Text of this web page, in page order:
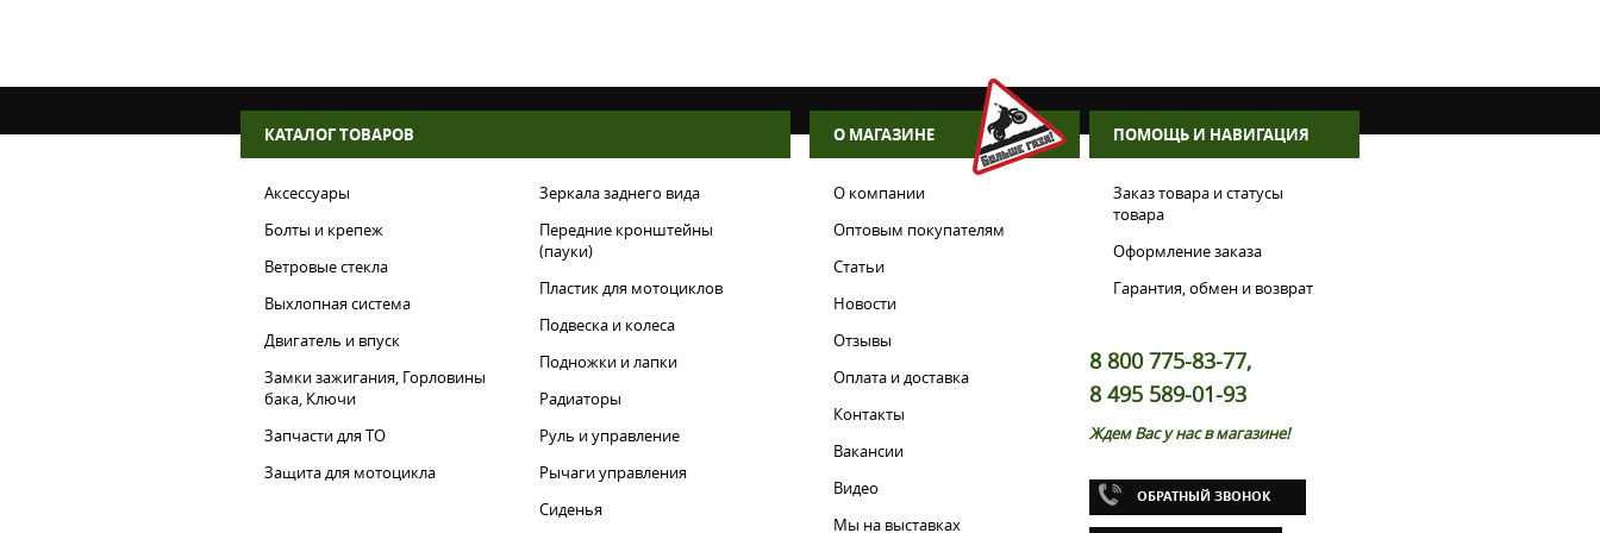
КАТАЛОГ ТОВАРОВ
Аксессуары
Болты и крепеж
Ветровые стекла
Выхлопная система
Двигатель и впуск
Замки зажигания, Горловины
бака, Ключи
Запчасти для ТО
Защита для мотоцикла
Зеркала заднего вида
Передние кронштейны
(пауки)
Пластик для мотоциклов
Подвеска и колеса
Подножки и лапки
Радиаторы
Руль и управление
Рычаги управления
Сиденья
О МАГАЗИНЕ
О компании
Оптовым покупателям
Статьи
Новости
Отзывы
Оплата и доставка
Контакты
Вакансии
Видео
Мы на выставках
ПОМОЩЬ И НАВИГАЦИЯ
Заказ товара и статусы
товара
Оформление заказа
Гарантия, обмен и возврат
8 800 775-83-77,
8 495 589-01-93
Ждем Вас у нас в магазине!
ОБРАТНЫЙ ЗВОНОК